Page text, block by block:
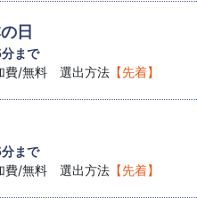
日
まで
費/無料 選出方法 【先着】
まで
費/無料 選出方法 【先着】